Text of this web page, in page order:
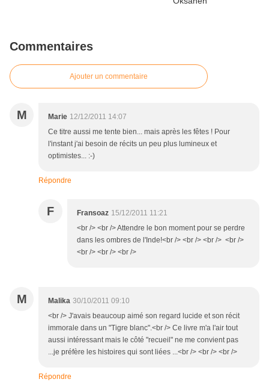
Commentaires
Ajouter un commentaire
M Marie 12/12/2011 14:07
Ce titre aussi me tente bien... mais après les fêtes ! Pour
l'instant j'ai besoin de récits un peu plus lumineux et
optimistes... :-)
Répondre
F Fransoaz 15/12/2011 11:21
<br /> <br /> Attendre le bon moment pour se perdre
dans les ombres de l'Inde!<br /> <br /> <br /> <br />
<br /> <br /> <br />
M Malika 30/10/2011 09:10
<br /> J'avais beaucoup aimé son regard lucide et son récit
immorale dans un "Tigre blanc".<br /> Ce livre m'a l'air tout
aussi intéressant mais le côté "recueil" ne me convient pas
...je préfère les histoires qui sont liées ...<br /> <br /> <br />
Répondre